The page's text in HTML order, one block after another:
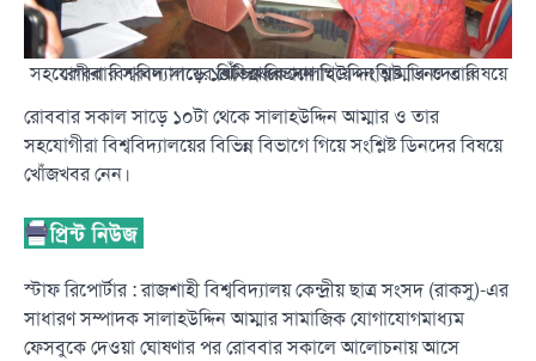
রোববার সকাল সাড়ে ১০টা থেকে সালাহউদ্দিন আম্মার ও তার সহযোগীরা বিশ্ববিদ্যালয়ের বিভিন্ন বিভাগে গিয়ে সংশ্লিষ্ট ডিনদের বিষয়ে খোঁজখবর নেন।
রোববার সকাল সাড়ে ১০টা থেকে সালাহউদ্দিন আম্মার ও তার
সহযোগীরা বিশ্ববিদ্যালয়ের বিভিন্ন বিভাগে গিয়ে সংশ্লিষ্ট ডিনদের বিষয়ে
খোঁজখবর নেন।
স্টাফ রিপোর্টার : রাজশাহী বিশ্ববিদ্যালয় কেন্দ্রীয় ছাত্র সংসদ (রাকসু)-এর
সাধারণ সম্পাদক সালাহউদ্দিন আম্মার সামাজিক যোগাযোগমাধ্যম
ফেসবুকে দেওয়া ঘোষণার পর রোববার সকালে আলোচনায় আসে